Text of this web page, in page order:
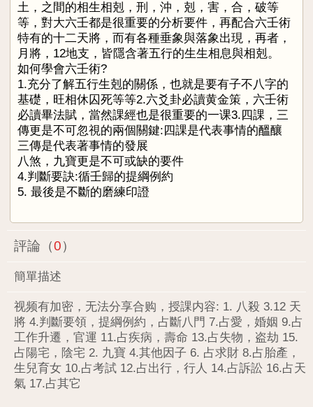
土，之間的相生相剋，刑，沖，剋，害，合，破等
等，對大六壬都是很重要的分析要件，再配合六壬術
特有的十二天將，而有各種垂象與落象出現，再者，
月將，12地支，皆隱含著五行的生生相息與相剋。
如何學會六壬術?
1.充分了解五行生剋的關係，也就是要有子不八字的
基礎，旺相休囚死等等2.六爻卦必讀黄金策，六壬術
必讀畢法賦，當然課經也是很重要的一课3.四課，三
傳更是不可忽視的兩個關鍵:四課是代表事情的醞釀
三傳是代表著事情的發展
八煞，九寶更是不可或缺的要件
4.判斷要訣:循壬歸的提綱例約
5. 最後是不斷的磨練印證
評論（0）
簡單描述
视频有加密，无法分享合购，授課内容: 1. 八殺 3.12 天
將 4.判斷要領，提綱例約，占斷八門 7.占愛，婚姻 9.占
工作升遷，官運 11.占疾病，壽命 13.占失物，盗劫 15.
占陽宅，陰宅 2. 九寶 4.其他因子 6. 占求財 8.占胎產，
生兒育女 10.占考試 12.占出行，行人 14.占訴訟 16.占天
氣 17.占其它